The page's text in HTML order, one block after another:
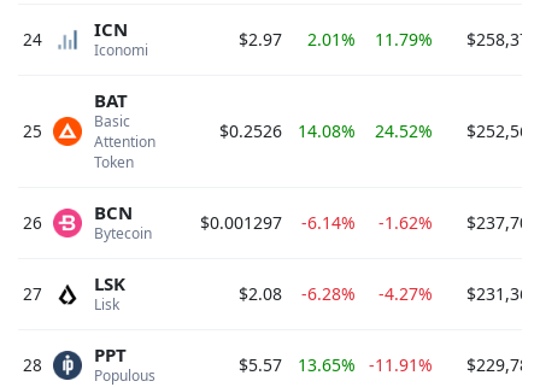
24 Iconomi
ICN $2.97 2.01% 11.79%
25
Basic
Attention
Token
BAT
$0.2526 14.08% 24.52%
26 Bytecoin
BCN $0.001297 -6.14% -1.62%
27 Lisk
LSK $2.08 -6.28% -4.27%
28 Populous
PPT $5.57 13.65% -11.91%